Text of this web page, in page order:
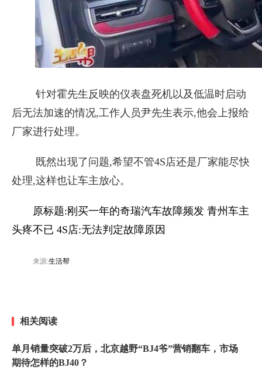
针对霍先生反映的仪表盘死机以及低温时启动
后无法加速的情况,工作人员尹先生表示,他会上报给
厂家进行处理。
既然出现了问题,希望不管4S店还是厂家能尽快
处理,这样也让车主放心。
原标题:刚买一年的奇瑞汽车故障频发 青州车主
头疼不已 4S店:无法判定故障原因
来源:生活帮
相关阅读
单月销量突破2万后，北京越野“BJ4爷”营销翻车，市场
期待怎样的BJ40？